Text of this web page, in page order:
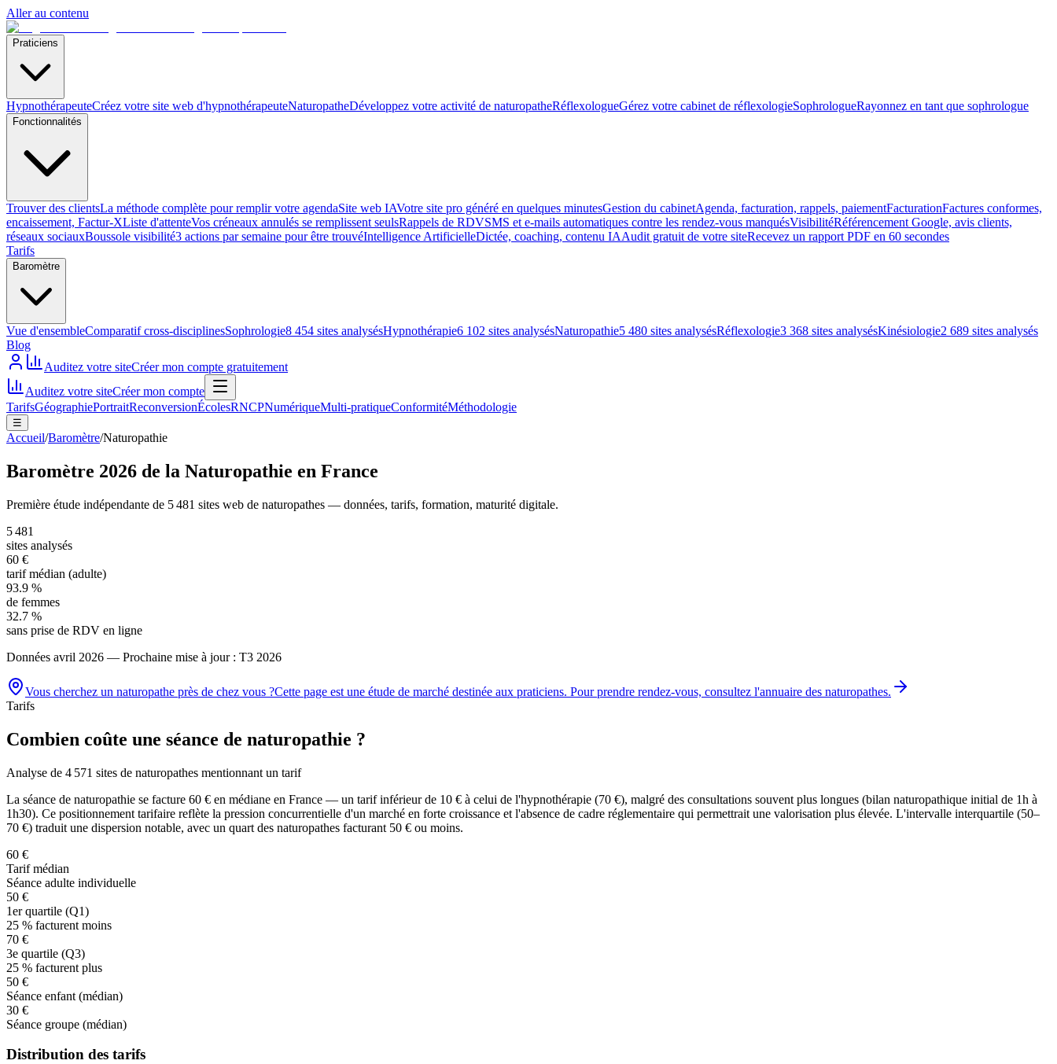
Aller au contenu
Praticiens
HypnothérapeuteCréez votre site web d'hypnothérapeuteNaturopatheDéveloppez votre activité de naturopatheRéflexologueGérez votre cabinet de réflexologieSophrologueRayonnez en tant que sophrologue
Fonctionnalités
Trouver des clientsLa méthode complète pour remplir votre agendaSite web IAVotre site pro généré en quelques minutesGestion du cabinetAgenda, facturation, rappels, paiementFacturationFactures conformes,
encaissement, Factur-XListe d'attenteVos créneaux annulés se remplissent seulsRappels de RDVSMS et e-mails automatiques contre les rendez-vous manquésVisibilitéRéférencement Google, avis clients,
réseaux sociauxBoussole visibilité3 actions par semaine pour être trouvéIntelligence ArtificielleDictée, coaching, contenu IAAudit gratuit de votre siteRecevez un rapport PDF en 60 secondes
Tarifs
Baromètre
Vue d'ensembleComparatif cross-disciplinesSophrologie8 454 sites analysésHypnothérapie6 102 sites analysésNaturopathie5 480 sites analysésRéflexologie3 368 sites analysésKinésiologie2 689 sites analysés
Blog
Auditez votre siteCréer mon compte gratuitement
Auditez votre siteCréer mon compte
TarifsGéographiePortraitReconversionÉcolesRNCPNumériqueMulti-pratiqueConformitéMéthodologie
☰
Accueil/Baromètre/Naturopathie
Baromètre 2026 de la Naturopathie en France
Première étude indépendante de 5 481 sites web de naturopathes — données, tarifs, formation, maturité digitale.
5 481
sites analysés
60 €
tarif médian (adulte)
93.9 %
de femmes
32.7 %
sans prise de RDV en ligne
Données avril 2026 — Prochaine mise à jour : T3 2026
Vous cherchez un naturopathe près de chez vous ?Cette page est une étude de marché destinée aux praticiens. Pour prendre rendez-vous, consultez l'annuaire des naturopathes.
Tarifs
Combien coûte une séance de naturopathie ?
Analyse de 4 571 sites de naturopathes mentionnant un tarif
La séance de naturopathie se facture 60 € en médiane en France — un tarif inférieur de 10 € à celui de l'hypnothérapie (70 €), malgré des consultations souvent plus longues (bilan naturopathique initial de 1h à
1h30). Ce positionnement tarifaire reflète la pression concurrentielle d'un marché en forte croissance et l'absence de cadre réglementaire qui permettrait une valorisation plus élevée. L'intervalle interquartile (50–
70 €) traduit une dispersion notable, avec un quart des naturopathes facturant 50 € ou moins.
60 €
Tarif médian
Séance adulte individuelle
50 €
1er quartile (Q1)
25 % facturent moins
70 €
3e quartile (Q3)
25 % facturent plus
50 €
Séance enfant (médian)
30 €
Séance groupe (médian)
Distribution des tarifs